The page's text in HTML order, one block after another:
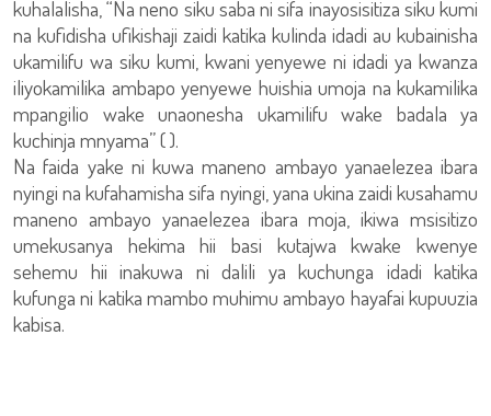
kuhalalisha, “Na neno siku saba ni sifa inayosisitiza siku kumi
na kufidisha ufikishaji zaidi katika kulinda idadi au kubainisha
ukamilifu wa siku kumi, kwani yenyewe ni idadi ya kwanza
iliyokamilika ambapo yenyewe huishia umoja na kukamilika
mpangilio wake unaonesha ukamilifu wake badala ya
kuchinja mnyama” ( ).
Na faida yake ni kuwa maneno ambayo yanaelezea ibara
nyingi na kufahamisha sifa nyingi, yana ukina zaidi kusahamu
maneno ambayo yanaelezea ibara moja, ikiwa msisitizo
umekusanya hekima hii basi kutajwa kwake kwenye
sehemu hii inakuwa ni dalili ya kuchunga idadi katika
kufunga ni katika mambo muhimu ambayo hayafai kupuuzia
kabisa.